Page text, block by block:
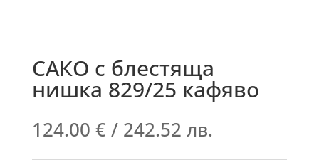
САКО с блестяща
нишка 829/25 кафяво
124.00 €/ 242.52 лв.